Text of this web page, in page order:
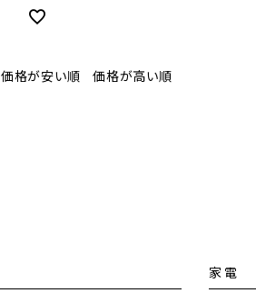
価格が安い順 価格が高い順
家電